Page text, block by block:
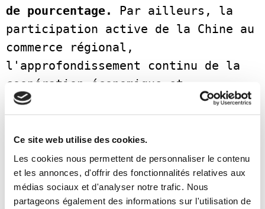
Ce site web utilise des cookies.
Les cookies nous permettent de personnaliser le contenu
et les annonces, d'offrir des fonctionnalités relatives aux
médias sociaux et d'analyser notre trafic. Nous
partageons également des informations sur l'utilisation de
de pourcentage.
Par ailleurs, la
participation active de la Chine au
commerce régional,
l'approfondissement continu de la
coopération économique et
commerciale avec divers pays, ainsi
l'initiative « Belt and Road » ont
tous contribué à renforcer la
dynamique de croissance des
exportations chinoises. Cela est